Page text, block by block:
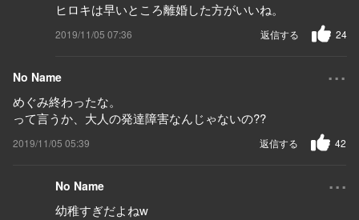
ヒロキは早いところ離婚した方がいいね。
2019/11/05 07:36 24
返信する
No Name ...
めぐみ終わったな。
って言うか、大人の発達障害なんじゃないの??
2019/11/05 05:39 42
返信する
No Name ...
幼稚すぎだよねw